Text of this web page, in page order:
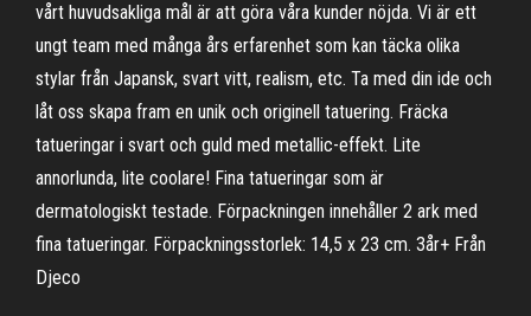
vårt huvudsakliga mål är att göra våra kunder nöjda. Vi är ett
ungt team med många års erfarenhet som kan täcka olika
stylar från Japansk, svart vitt, realism, etc. Ta med din ide och
låt oss skapa fram en unik och originell tatuering. Fräcka
tatueringar i svart och guld med metallic-effekt. Lite
annorlunda, lite coolare! Fina tatueringar som är
dermatologiskt testade. Förpackningen innehåller 2 ark med
fina tatueringar. Förpackningsstorlek: 14,5 x 23 cm. 3år+ Från
Djeco